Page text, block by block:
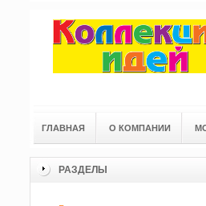
ГЛАВНАЯ О КОМПАНИИ
РАЗДЕЛЫ